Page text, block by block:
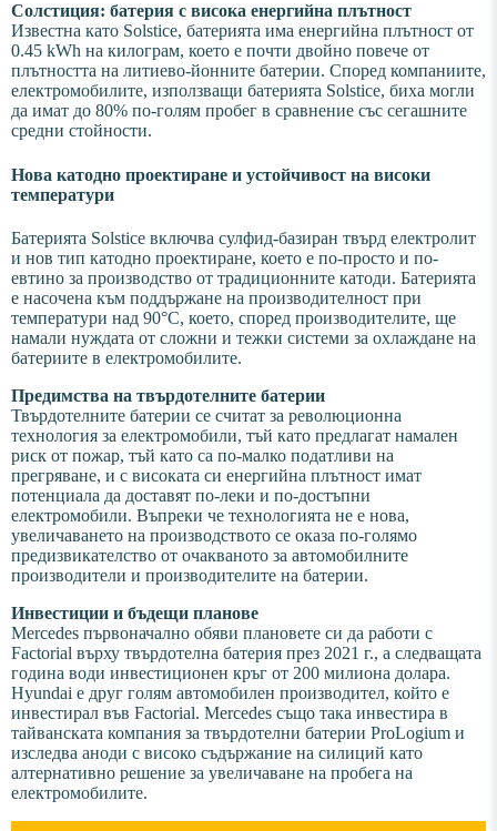
Солстиция: батерия с висока енергийна плътност
Известна като Solstice, батерията има енергийна плътност от
0.45 kWh на килограм, което е почти двойно повече от
плътността на литиево-йонните батерии. Според компаниите,
електромобилите, използващи батерията Solstice, биха могли
да имат до 80% по-голям пробег в сравнение със сегашните
средни стойности.
Нова катодно проектиране и устойчивост на високи
температури
Батерията Solstice включва сулфид-базиран твърд електролит
и нов тип катодно проектиране, което е по-просто и по-
евтино за производство от традиционните катоди. Батерията
е насочена към поддържане на производителност при
температури над 90°C, което, според производителите, ще
намали нуждата от сложни и тежки системи за охлаждане на
батериите в електромобилите.
Предимства на твърдотелните батерии
Твърдотелните батерии се считат за революционна
технология за електромобили, тъй като предлагат намален
риск от пожар, тъй като са по-малко податливи на
прегряване, и с високата си енергийна плътност имат
потенциала да доставят по-леки и по-достъпни
електромобили. Въпреки че технологията не е нова,
увеличаването на производството се оказа по-голямо
предизвикателство от очакваното за автомобилните
производители и производителите на батерии.
Инвестиции и бъдещи планове
Mercedes първоначално обяви плановете си да работи с
Factorial върху твърдотелна батерия през 2021 г., а следващата
година води инвестиционен кръг от 200 милиона долара.
Hyundai е друг голям автомобилен производител, който е
инвестирал във Factorial. Mercedes също така инвестира в
тайванската компания за твърдотелни батерии ProLogium и
изследва аноди с високо съдържание на силиций като
алтернативно решение за увеличаване на пробега на
електромобилите.